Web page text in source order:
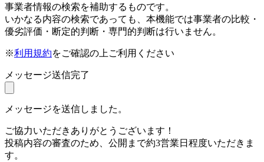
事業者情報の検索を補助するものです。
いかなる内容の検索であっても、本機能では事業者の比較・
優劣評価・断定的判断・専門的判断は行いません。
※利用規約をご確認の上ご利用ください
メッセージ送信完了
メッセージを送信しました。
ご協力いただきありがとうございます！
投稿内容の審査のため、公開まで約3営業日程度いただきま
す。